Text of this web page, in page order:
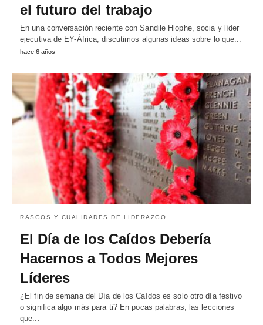
el futuro del trabajo
En una conversación reciente con Sandile Hlophe, socia y líder
ejecutiva de EY-África, discutimos algunas ideas sobre lo que...
hace 6 años
RASGOS Y CUALIDADES DE LIDERAZGO
El Día de los Caídos Debería
Hacernos a Todos Mejores
Líderes
¿El fin de semana del Día de los Caídos es solo otro día festivo
o significa algo más para ti? En pocas palabras, las lecciones
que...